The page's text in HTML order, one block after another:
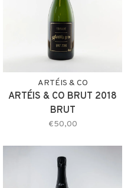
ARTÉIS & CO
ARTÉIS & CO BRUT 2018
BRUT
€50,00